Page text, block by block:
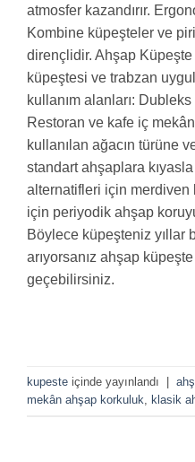
atmosfer kazandırır.
Kombine küpeşteler ve
dirençlidir. Ahşap Küpeşte
küpeştesi ve trabzan
kullanım alanları:
Restoran ve kafe iç
kullanılan ağacın türüne
standart ahşaplara
alternatifleri için merdiven
için periyodik ahşap
Böylece küpeşteniz yıllar
arıyorsanız ahşap
geçebilirsiniz.
kupeste içinde yayınlandı |
mekân ahşap korkuluk klasik